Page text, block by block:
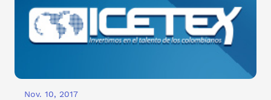
Nov. 10, 2017